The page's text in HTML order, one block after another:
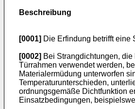
Beschreibung
[0001] Die Erfindung betrifft eine
[0002] Bei Strangdichtungen,
Türrahmen verwendet werden,
Materialermüdung unterworfen
Temperaturunterschieden,
ordnungsgemäße Dichtfunktion
Einsatzbedingungen,